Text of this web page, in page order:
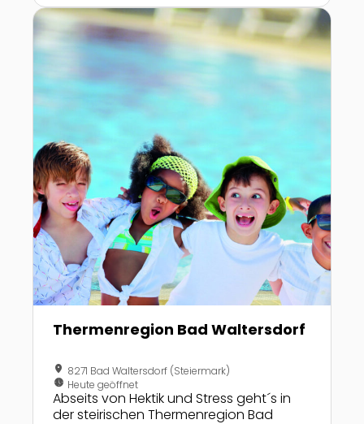
Teppich-Granulat & Opticourt –
kombiniert mit Fitness, Golf und
Outdoor-Pool. Unsere Indoor-
Tennisplätze mit Teppich-Granulat und
Opticourt-Belag bieten perfekte
Bedingungen für Training und Matches –
zu jeder […]
Zur Detailseite von Thermenregion Bad Waltersdorf
Thermenregion Bad Waltersdorf
location_on 8271 Bad Waltersdorf (Steiermark)
nest_clock_farsight_analog Heute geöffnet
Abseits von Hektik und Stress geht´s in
der steirischen Thermenregion Bad